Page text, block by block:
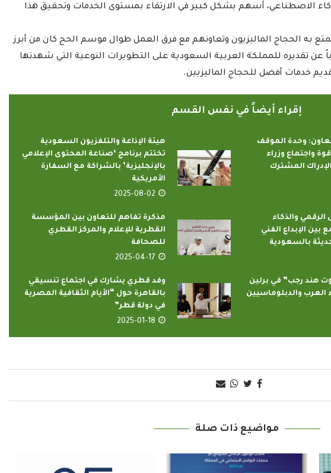
الاصطناعي، أسهم بشكل كبير في الارتقاء بمستوى الخدمات وتحقيق هذا
به الحجاج الماليزيون وتعاونهم مع فرق العمل طوال موسم الحج كان من أبرز
عن تقديره للمملكة العربية السعودية على التطويرات النوعية التي شهدتها
خدمات أفضل للحجاج الماليزيين.
إقراء أيضاً في نفس القسم
وحدة الموقف
واجتماع وزراء
المشترك
هيئة الإذاعة والتلفزيون السعودية
تختتم برنامج ‘صناعة المحتوى الإعلامي
بالإنجليزية’ بالشراكة مع السفارة
الأمريكية
2025-08-02
والذكاء
بين الإبداع الفني
بالسعودية
مذكرة تفاهم للتعاون بين المؤسسة
القطرية للإعلام والمركز القطري
للصحافة
2025-04-17
هند رجب” في برلين
والدبلوماسيين
وفد قطري يشارك في اجتماع تنسيقي
بالقاهرة حول “الأيام الثقافية المصرية
في دولة قطر”
2025-01-18
مواضيع ذات صلة
منظمة التعاون الإسلامي
يدعو الدول الأعضاء...
2022-04-12
الدارسون باكاديمية اتحاد اذاعات
وتليفزيونات التعاون الإسلامي
يؤدون ...